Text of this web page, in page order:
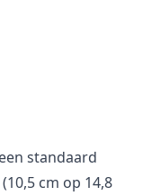
standaard
cm op 14,8